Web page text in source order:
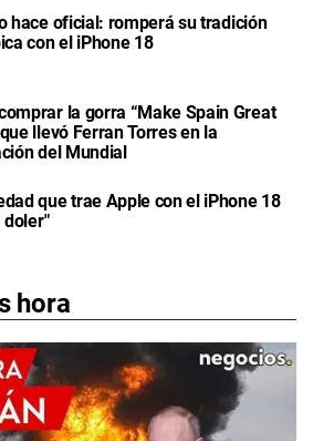
hace oficial: romperá su tradición
con el iPhone 18
la gorra “Make Spain Great
llevó Ferran Torres en la
del Mundial
que trae Apple con el iPhone 18
doler"
hora